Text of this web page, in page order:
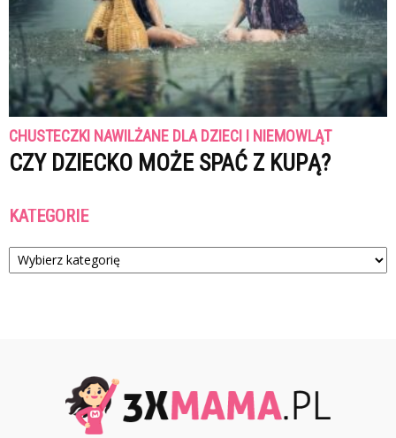
CHUSTECZKI NAWILŻANE DLA DZIECI I NIEMOWLĄT
CZY DZIECKO MOŻE SPAĆ Z KUPĄ?
KATEGORIE
Kategorie